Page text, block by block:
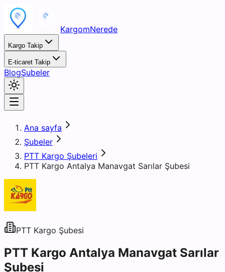
KargomNerede
Kargo Takip
E-ticaret Takip
BlogŞubeler
Ana sayfa
Şubeler
PTT Kargo Şubeleri
PTT Kargo Antalya Manavgat Sarılar Şubesi
PTT Kargo Şubesi
PTT Kargo Antalya Manavgat Sarılar
Şubesi